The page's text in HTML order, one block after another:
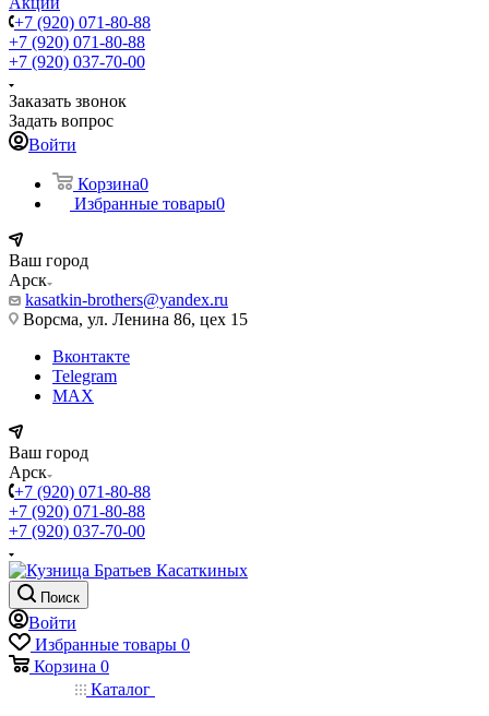
+7 (920) 071-80-88
+7 (920) 071-80-88
+7 (920) 037-70-00
Заказать звонок
Задать вопрос
Войти
Корзина0
Избранные товары0
Ваш город
Арск
kasatkin-brothers@yandex.ru
Ворсма, ул. Ленина 86, цех 15
Вконтакте
Telegram
MAX
Ваш город
Арск
+7 (920) 071-80-88
+7 (920) 071-80-88
+7 (920) 037-70-00
Поиск
Войти
Избранные товары 0
Корзина 0
Каталог